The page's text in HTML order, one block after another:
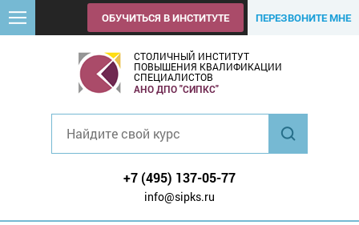
ОБУЧИТЬСЯ В ИНСТИТУТЕ ПЕРЕЗВОНИТЕ МНЕ
СТОЛИЧНЫЙ ИНСТИТУТ
ПОВЫШЕНИЯ КВАЛИФИКАЦИИ
СПЕЦИАЛИСТОВ
АНО ДПО "СИПКС"
+7 (495) 137-05-77
info@sipks.ru